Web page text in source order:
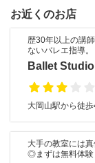
お近くのお店
歴30年以上の講
ないバレエ指導。
Ballet
大岡山駅から徒
大手の教室には
◎まずは無料体験